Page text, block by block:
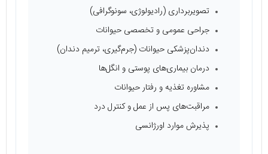
تصویربرداری (رادیولوژی، سونوگرافی)
جراحی عمومی و تخصصی حیوانات
دندان‌پزشکی حیوانات (جرم‌گیری، ترمیم دندان)
درمان بیماری‌های پوستی و انگل‌ها
مشاوره تغذیه و رفتار حیوانات
مراقبت‌های پس از عمل و کنترل درد
پذیرش موارد اورژانسی